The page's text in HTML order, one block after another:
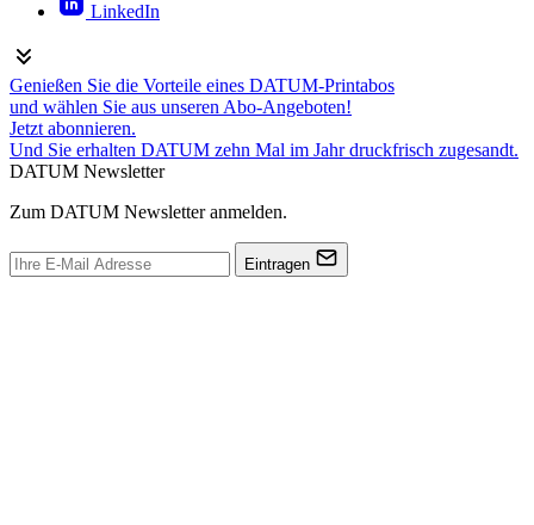
LinkedIn
Genießen Sie die Vorteile eines DATUM-Printabos
und wählen Sie aus unseren Abo-Angeboten!
Jetzt abonnieren.
Und Sie erhalten DATUM zehn Mal im Jahr druckfrisch zugesandt.
DATUM Newsletter
Zum DATUM Newsletter anmelden.
Eintragen